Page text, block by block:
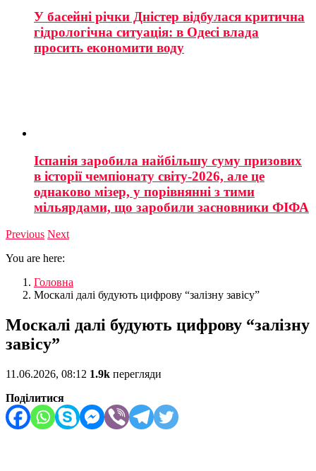
У басейні річки Дністер відбулася критична
гідрологічна ситуація: в Одесі влада
просить економити воду
Іспанія заробила найбільшу суму призових
в історії чемпіонату світу-2026, але це
однаково мізер, у порівнянні з тими
мільярдами, що заробили засновники ФІФА
Previous Next
You are here:
Головна
Москалі далі будують цифрову “залізну завісу”
Москалі далі будують цифрову “залізну
завісу”
11.06.2026, 08:12 1.9k перегляди
Поділитися